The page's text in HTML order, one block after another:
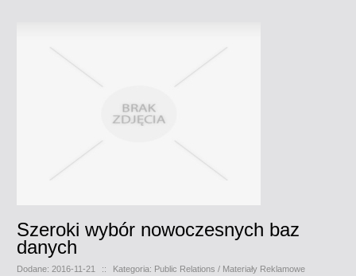
Szeroki wybór nowoczesnych baz
danych
Dodane: 2016-11-21 :: Kategoria: Public Relations / Materiały Reklamowe